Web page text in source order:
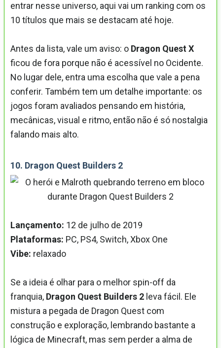
entrar nesse universo, aqui vai um ranking com os
10 títulos que mais se destacam até hoje.
Antes da lista, vale um aviso: o Dragon Quest X
ficou de fora porque não é acessível no Ocidente.
No lugar dele, entra uma escolha que vale a pena
conferir. Também tem um detalhe importante: os
jogos foram avaliados pensando em história,
mecânicas, visual e ritmo, então não é só nostalgia
falando mais alto.
10. Dragon Quest Builders 2
Lançamento: 12 de julho de 2019
Plataformas: PC, PS4, Switch, Xbox One
Vibe: relaxado
Se a ideia é olhar para o melhor spin-off da
franquia, Dragon Quest Builders 2 leva fácil. Ele
mistura a pegada de Dragon Quest com
construção e exploração, lembrando bastante a
lógica de Minecraft, mas sem perder a alma de